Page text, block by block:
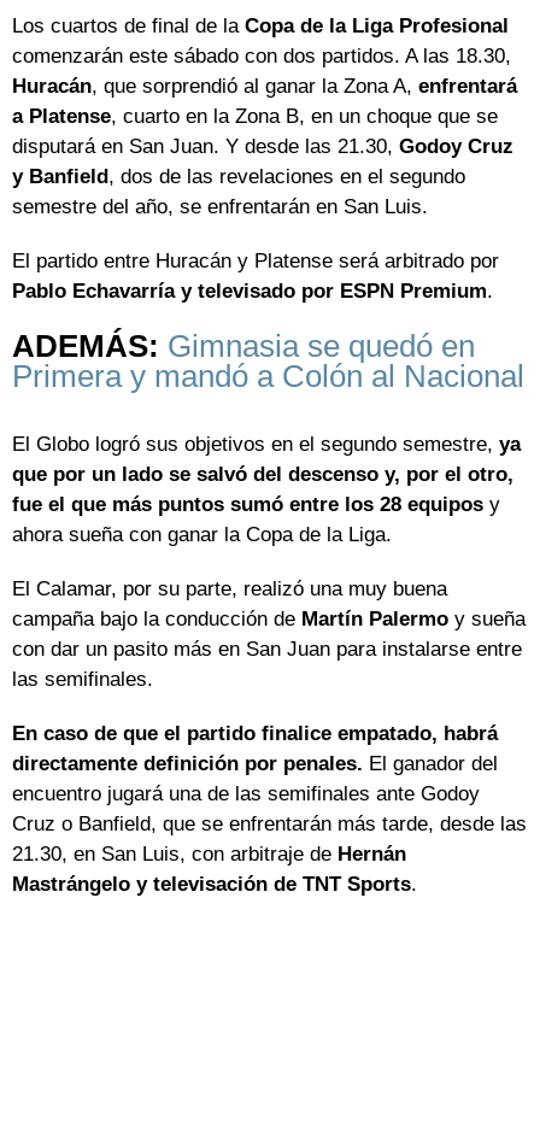
Los cuartos de final de la Copa de la Liga Profesional
comenzarán este sábado con dos partidos. A las 18.30,
Huracán, que sorprendió al ganar la Zona A, enfrentará
a Platense, cuarto en la Zona B, en un choque que se
disputará en San Juan. Y desde las 21.30, Godoy Cruz
y Banfield, dos de las revelaciones en el segundo
semestre del año, se enfrentarán en San Luis.
El partido entre Huracán y Platense será arbitrado por
Pablo Echavarría y televisado por ESPN Premium.
ADEMÁS: Gimnasia se quedó en
Primera y mandó a Colón al Nacional
El Globo logró sus objetivos en el segundo semestre, ya
que por un lado se salvó del descenso y, por el otro,
fue el que más puntos sumó entre los 28 equipos y
ahora sueña con ganar la Copa de la Liga.
El Calamar, por su parte, realizó una muy buena
campaña bajo la conducción de Martín Palermo y sueña
con dar un pasito más en San Juan para instalarse entre
las semifinales.
En caso de que el partido finalice empatado, habrá
directamente definición por penales. El ganador del
encuentro jugará una de las semifinales ante Godoy
Cruz o Banfield, que se enfrentarán más tarde, desde las
21.30, en San Luis, con arbitraje de Hernán
Mastrángelo y televisación de TNT Sports.